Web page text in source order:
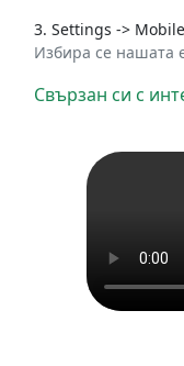
3. Settings ->
Избира се нашата
Свързан си с